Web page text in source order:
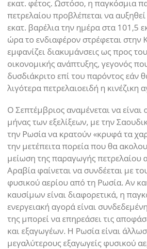
εκατ. φέτος. Ωστόσο, η παγκόσμια
πετρελαίου προβλέπεται να
εκατ. βαρέλια την ημέρα στα 101,5
ώρα το ενδιαφέρον στρέφεται στην
εμφανίζει διακυμάνσεις ως προς
οικονομικής ανάπτυξης, γεγονός
δυσδιάκριτο επί του παρόντος εάν
λιγότερα πετρελαιοειδή η κινέζικη
Ο Σεπτέμβριος αναμένεται να είναι
μήνας των εξελίξεων, με την
την Ρωσία να κρατούν «κρυφά τα
την μετέπειτα πορεία που θα
μείωση της παραγωγής πετρελαίου
Αραβία φαίνεται να συνδέεται με
φυσικού αερίου από τη Ρωσία. Αν
καυσίμων είναι διαφορετικά, η
ενεργειακή αγορά είναι
της μπορεί να επηρεάσει τις
και εξαγωγέων. Η Ρωσία είναι
μεγαλύτερους εξαγωγείς φυσικού